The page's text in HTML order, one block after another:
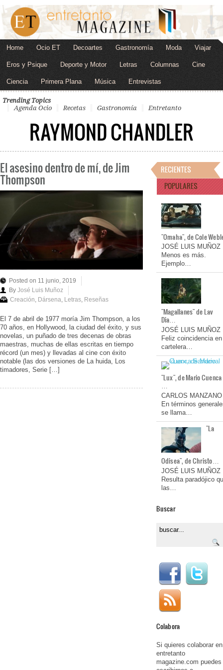
Home Ocio ET Decoartes Gastronomía Moda Viajar
Eros y Psique Deporte y Motor Letras Columnas Cine
Ciencia Primera Plana Música Entrevistas
Trending Topics
Agenda Ocio
Recetas Gastronomía Entretanto
RAYMOND CHANDLER
El asesino dentro de mí, de Jim
Thompson
Posted on 11 junio, 2019
By José Luis Muñoz
Creación, Dársena, Letras, Reseñas
El 7 de abril de 1977 moría Jim Thompson, a los
70 años, en Hollywood, la ciudad del éxito, y sus
novelas, un puñado de tres decenas de obras
maestras, muchas de ellas escritas en tiempo
récord (un mes) y llevadas al cine con éxito
notable (las dos versiones de La huida, Los
timadores, Serie […]
RECIENTES
POPULARES
"Omaha", de Cole
JOSÉ LUIS MUÑOZ
Menos es más.
Ejemplo…
"Magallanes" de Lav
Dia…
JOSÉ LUIS MUÑOZ
Feliz coincidencia en
cartelera…
"Lux", de Mario Cuenca
…
CARLOS MANZANO
En términos
se llama…
"La
Odisea", de Christo…
JOSÉ LUIS MUÑOZ
Resulta paradójico
las…
Buscar
Colabora
Si quieres colaborar en
entretanto
magazine.com puedes